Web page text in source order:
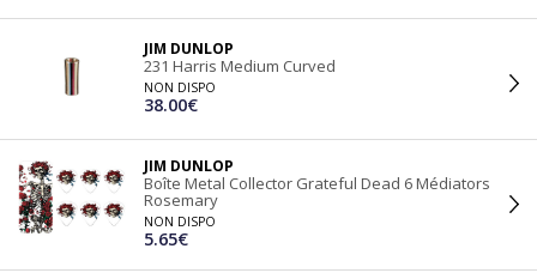
JIM DUNLOP
231 Harris Medium Curved
NON DISPO
38.00€
JIM DUNLOP
Boîte Metal Collector Grateful Dead 6 Médiators
Rosemary
NON DISPO
5.65€